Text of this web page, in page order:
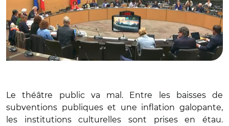
Le théâtre public va mal. Entre les baisses de
subventions publiques et une inflation galopante,
les institutions culturelles sont prises en étau.